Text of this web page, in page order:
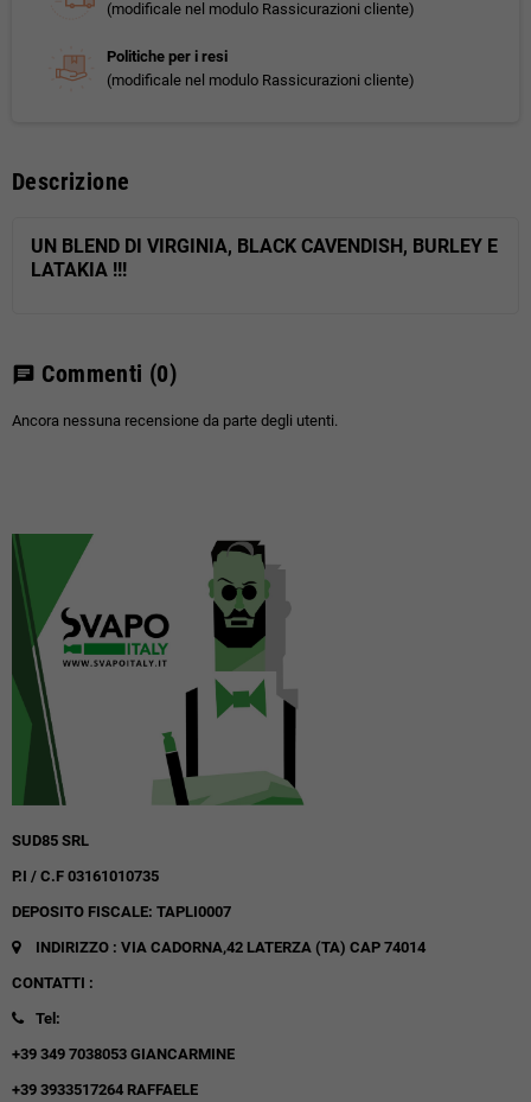
(modificale nel modulo Rassicurazioni cliente)
Politiche per i resi
(modificale nel modulo Rassicurazioni cliente)
Descrizione
UN BLEND DI VIRGINIA, BLACK CAVENDISH, BURLEY E
LATAKIA !!!
chat Commenti (0)
Ancora nessuna recensione da parte degli utenti.
SUD85 SRL
P.I / C.F 03161010735
DEPOSITO FISCALE: TAPLI0007
INDIRIZZO : VIA CADORNA,42 LATERZA (TA) CAP 74014
CONTATTI :
Tel:
+39 349 7038053 GIANCARMINE
+39 3933517264 RAFFAELE